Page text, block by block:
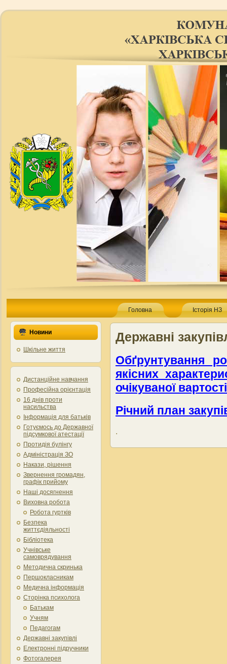
Головна Історія НЗ
Новини
Шкільне життя
Дистанційне навчання
Професійна орієнтація
16 днів проти
насильства
Інформація для батьків
Готуємось до Державної
підсумкової атестації
Протидія булінгу
Адміністрація ЗО
Накази, рішення
Звернення громадян,
графік прийому
Наші досягнення
Виховна робота
Робота гуртків
Безпека
життєдіяльності
Бібліотека
Учнівське
самоврядування
Методична скринька
Першокласникам
Медична інформація
Сторінка психолога
Батькам
Учням
Педагогам
Державні закупівлі
Електронні підручники
Фотогалерея
Державні
Обґрунтування
якісних
очікуваної вартості
Річний план
.